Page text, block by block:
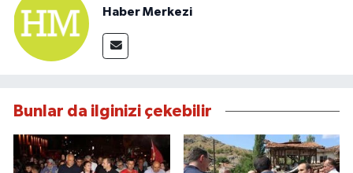
Haber Merkezi
Bunlar da ilginizi çekebilir